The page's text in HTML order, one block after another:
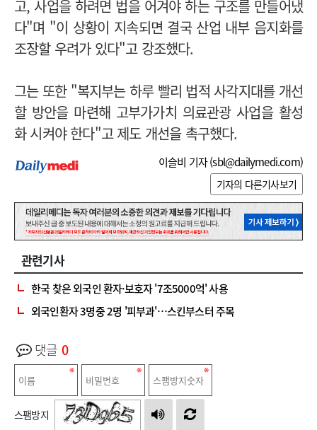
고, 사업을 하려면 법을 어겨야 하는 구조를 만들어냈
다"며 "이 상황이 지속되면 결국 산업 내부 음지화를
조장할 우려가 있다"고 강조했다.
그는 또한 "복지부는 하루 빨리 법적 사각지대를 개선
할 방안을 마련해 고부가가치 의료관광 사업을 활성
화 시켜야 한다"고 제도 개선을 촉구했다.
이슬비 기자 (sbl@dailymedi.com)
기자의 다른기사보기
관련기사
한국 찾은 외국인 환자·보호자 '7조5000억' 사용
외국인환자 3명중 2명 '피부과'…스킨부스터 주목
댓글 0
스팸방지